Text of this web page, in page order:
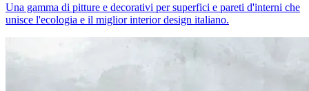
Una gamma di pitture e decorativi per superfici e pareti d'interni che
unisce l'ecologia e il miglior interior design italiano.